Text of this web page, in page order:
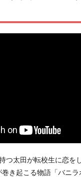
つ太田が転校生に恋を
き起こる物語「バニラ